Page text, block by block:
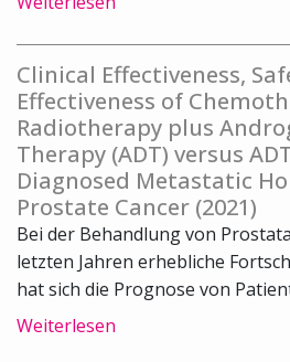
Clinical Effectiveness,
Effectiveness of
Radiotherapy plus
Therapy (ADT) versus
Diagnosed Metastatic
Prostate Cancer (2021)
Bei der Behandlung von
letzten Jahren erhebliche
hat sich die Prognose von
Weiterlesen